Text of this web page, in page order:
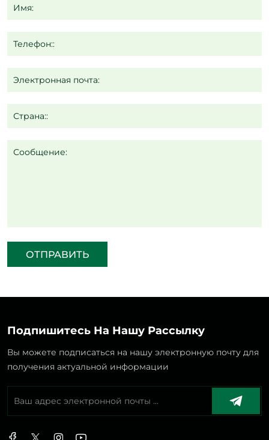
Имя:
Телефон::
Электронная почта:
Страна::
Сообщение:
ОТПРАВИТЬ
Подпишитесь На Нашу Рассылку
Вы можете подписаться на нашу электронную почту для
получения актуальной информации